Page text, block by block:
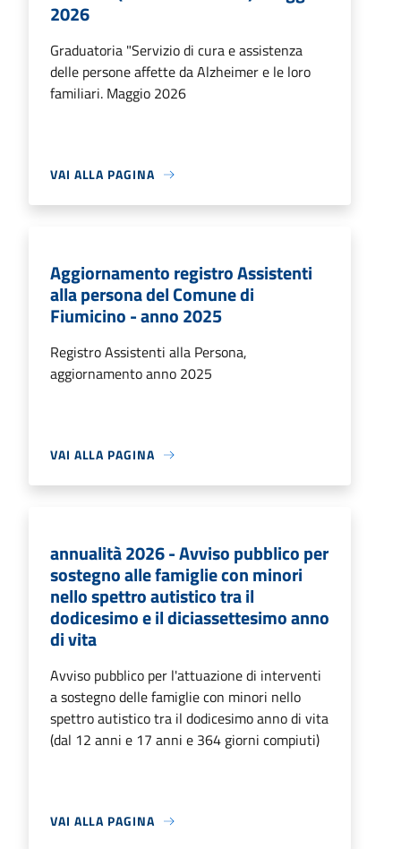
2026
Graduatoria "Servizio di cura e assistenza
delle persone affette da Alzheimer e le loro
familiari. Maggio 2026
VAI ALLA PAGINA
Aggiornamento registro Assistenti
alla persona del Comune di
Fiumicino - anno 2025
Registro Assistenti alla Persona,
aggiornamento anno 2025
VAI ALLA PAGINA
annualità 2026 - Avviso pubblico per
sostegno alle famiglie con minori
nello spettro autistico tra il
dodicesimo e il diciassettesimo anno
di vita
Avviso pubblico per l'attuazione di interventi
a sostegno delle famiglie con minori nello
spettro autistico tra il dodicesimo anno di vita
(dal 12 anni e 17 anni e 364 giorni compiuti)
VAI ALLA PAGINA